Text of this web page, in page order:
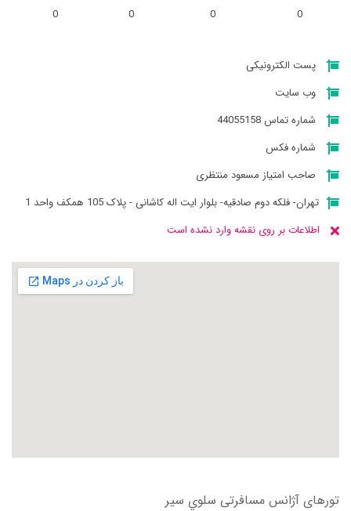
0
0
0
0
پست الکترونیکی
وب سایت
شماره تماس 44055158
شماره فکس
صاحب امتیاز مسعود منتظری
تهران- فلکه دوم صادقیه- بلوار ایت اله کاشانی - پلاک 105 همکف واحد 1
اطلاعات بر روی نقشه وارد نشده است
تورهای آژانس مسافرتی سلوي سير